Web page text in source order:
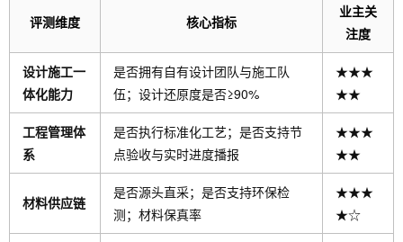
评测维度 核心指标
业主关
注度
设计施工一
体化能力
是否拥有自有设计团队与施工队
伍；设计还原度是否≥90%
★★★
★★
工程管理体
系
是否执行标准化工艺；是否支持节
点验收与实时进度播报
★★★
★★
材料供应链
是否源头直采；是否支持环保检
测；材料保真率
★★★
★☆